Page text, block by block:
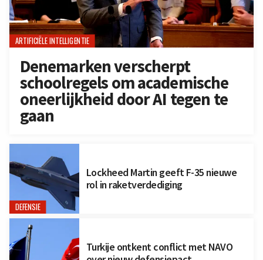
ARTIFICIËLE INTELLIGENTIE
Denemarken verscherpt
schoolregels om academische
oneerlijkheid door AI tegen te
gaan
DEFENSIE
Lockheed Martin geeft F-35 nieuwe
rol in raketverdediging
Turkije ontkent conflict met NAVO